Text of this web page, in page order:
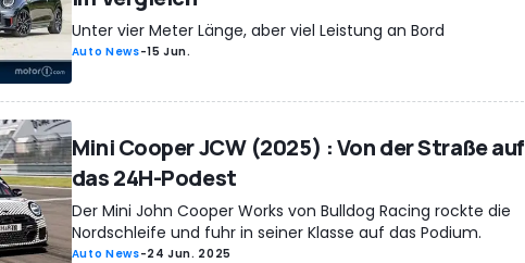
Unter vier Meter Länge, aber viel Leistung an Bord
Auto News-15 Jun.
Mini Cooper JCW (2025) : Von der Straße auf
das 24H-Podest
Der Mini John Cooper Works von Bulldog Racing rockte die
Nordschleife und fuhr in seiner Klasse auf das Podium.
Auto News-24 Jun. 2025